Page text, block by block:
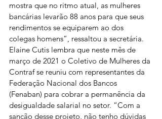
mostra que no ritmo atual, as mulheres
bancárias levarão 88 anos para que seus
rendimentos se equiparem ao dos
colegas homens”, ressaltou a secretária.
Elaine Cutis lembra que neste mês de
março de 2021 o Coletivo de Mulheres da
Contraf se reuniu com representantes da
Federação Nacional dos Bancos
(Fenaban) para cobrar a permanência da
desigualdade salarial no setor. “Com a
sanção desse projeto, não tenho dúvidas